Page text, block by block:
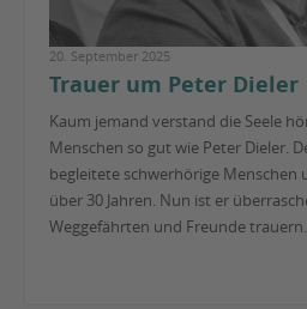
20. September 2025
Trauer um Peter Dieler
Kaum jemand verstand die Seele
Menschen so gut wie Peter Dieler.
begleitete schwerhörige Menschen
über 30 Jahren. Nun ist er
Weggefährten und Freunde trauern.